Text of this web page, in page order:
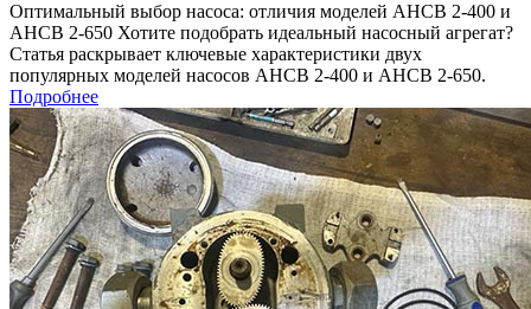
Оптимальный выбор насоса: отличия моделей АНСВ 2-400 и
АНСВ 2-650 Хотите подобрать идеальный насосный агрегат?
Статья раскрывает ключевые характеристики двух
популярных моделей насосов АНСВ 2-400 и АНСВ 2-650.
Подробнее